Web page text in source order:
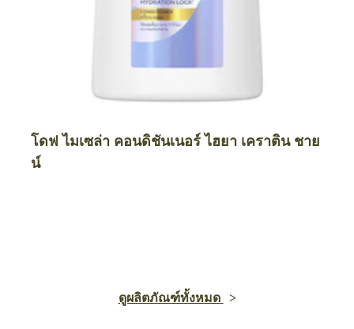
โดฟ ไมเซล่า คอนดิชันเนอร์ ไฮยา เคราติน ชาย
น์
ดูผลิตภัณฑ์ทั้งหมด